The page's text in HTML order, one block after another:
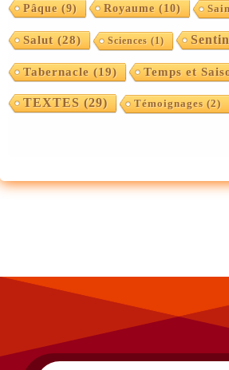
Pâque (9) Royaume (10)
Salut (28) Sciences (1)
Tabernacle (19) Temps et
TEXTES (29) Témoignages (2)